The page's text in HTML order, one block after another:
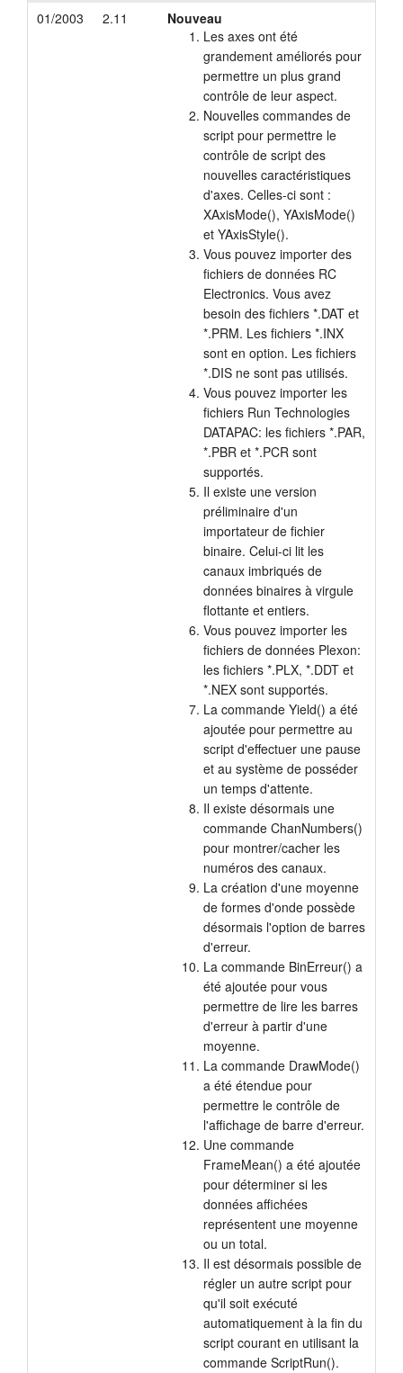
01/2003 2.11
Nouveau
Les axes ont été
grandement améliorés pour
permettre un plus grand
contrôle de leur aspect.
Nouvelles commandes de
script pour permettre le
contrôle de script des
nouvelles caractéristiques
d'axes. Celles-ci sont :
XAxisMode(), YAxisMode()
et YAxisStyle().
Vous pouvez importer des
fichiers de données RC
Electronics. Vous avez
besoin des fichiers *.DAT et
*.PRM. Les fichiers *.INX
sont en option. Les fichiers
*.DIS ne sont pas utilisés.
Vous pouvez importer les
fichiers Run Technologies
DATAPAC: les fichiers *.PAR,
*.PBR et *.PCR sont
supportés.
Il existe une version
préliminaire d'un
importateur de fichier
binaire. Celui-ci lit les
canaux imbriqués de
données binaires à virgule
flottante et entiers.
Vous pouvez importer les
fichiers de données Plexon:
les fichiers *.PLX, *.DDT et
*.NEX sont supportés.
La commande Yield() a été
ajoutée pour permettre au
script d'effectuer une pause
et au système de posséder
un temps d'attente.
Il existe désormais une
commande ChanNumbers()
pour montrer/cacher les
numéros des canaux.
La création d'une moyenne
de formes d'onde possède
désormais l'option de barres
d'erreur.
La commande BinErreur() a
été ajoutée pour vous
permettre de lire les barres
d'erreur à partir d'une
moyenne.
La commande DrawMode()
a été étendue pour
permettre le contrôle de
l'affichage de barre d'erreur.
Une commande
FrameMean() a été ajoutée
pour déterminer si les
données affichées
représentent une moyenne
ou un total.
Il est désormais possible de
régler un autre script pour
qu'il soit exécuté
automatiquement à la fin du
script courant en utilisant la
commande ScriptRun().